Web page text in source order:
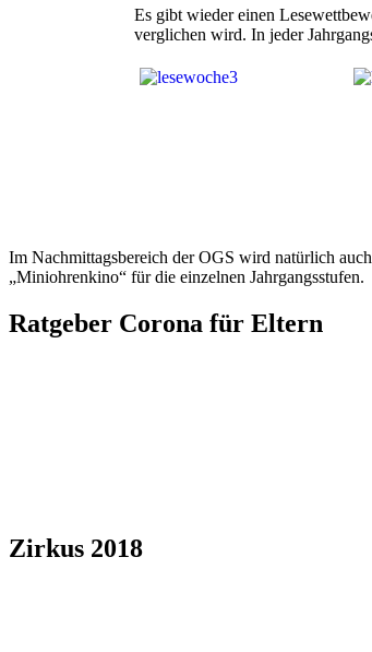
Es gibt wieder einen
verglichen wird. In jeder
Im Nachmittagsbereich der OGS wird natürlich
„Miniohrenkino“ für die einzelnen Jahrgangsstufen.
Ratgeber Corona für Eltern
Zirkus 2018